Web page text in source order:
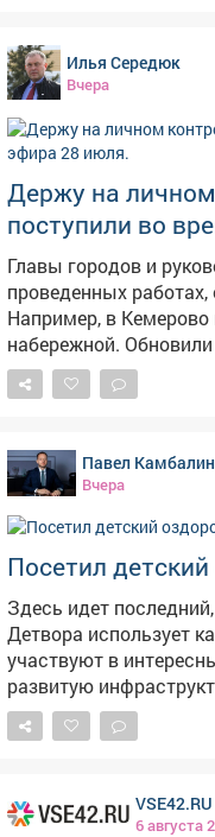
Илья Середюк
Вчера
Держу на
поступили во
Главы городов и
проведенных
Например, в
набережной.
теннисные столы,
площадки. Проверим лично. По обращению жителя села
Кузнецкий - Кемерово
детей. Специалисты
Березовском
поворота. Вывезли 40
Спасибо за ваши
Павел Камбалин
Вчера
Посетил
Здесь идет
Детвора использует
участвуют в интересных лагерных
развитую
случай непогоды. Пообщался с ребятами из разных отрядов: с маленькими и уже
большими
VSE42.RU
6 августа